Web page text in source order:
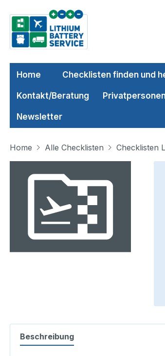
Hauptinhalt springen
Zur Suche springen
Zur Hauptnavigation springen
Home Checklisten finden und
Kontakt/Beratung
Newsletter
Home Alle Checklisten
Checklisten
Beschreibung